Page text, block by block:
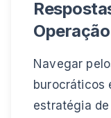
Navegar
burocráticos
estratégia